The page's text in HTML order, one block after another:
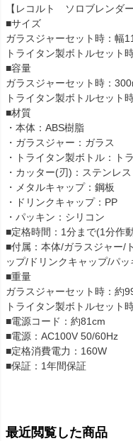
【レコルト ソロブレンダー
■サイズ
ガラスジャーセット時：幅
トライタン製ボトルセット
■容量
ガラスジャーセット時：
トライタン製ボトルセット
■材質
・本体：ABS樹脂
・ガラスジャー：ガラス
・トライタン製ボトル：ト
・カッター(刃)：ステンレス
・メタルキャップ：鋼板
・ドリンクキャップ：PP
・パッキン：シリコン
■定格時間：1分まで(1分作
■付属：本体/ガラスジャー/
ップ/ドリンクキャップ/パ
■重量
ガラスジャーセット時：約
トライタン製ボトルセット
■電源コード：約81cm
■電源：AC100V 50/60Hz
■定格消費電力：160W
■保証：1年間保証
最近閲覧した商品